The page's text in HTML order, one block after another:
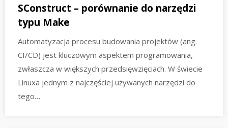
SConstruct – porównanie do narzędzi
typu Make
Automatyzacja procesu budowania projektów (ang.
CI/CD) jest kluczowym aspektem programowania,
zwłaszcza w większych przedsięwzięciach. W świecie
Linuxa jednym z najczęściej używanych narzędzi do
tego…